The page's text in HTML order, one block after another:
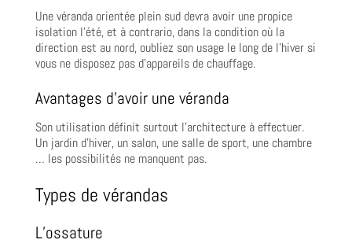
Une véranda orientée plein sud devra avoir une propice
isolation l’été, et à contrario, dans la condition où la
direction est au nord, oubliez son usage le long de l’hiver si
vous ne disposez pas d’appareils de chauffage.
Avantages d’avoir une véranda
Son utilisation définit surtout l’architecture à effectuer.
Un jardin d’hiver, un salon, une salle de sport, une chambre
… les possibilités ne manquent pas.
Types de vérandas
L’ossature